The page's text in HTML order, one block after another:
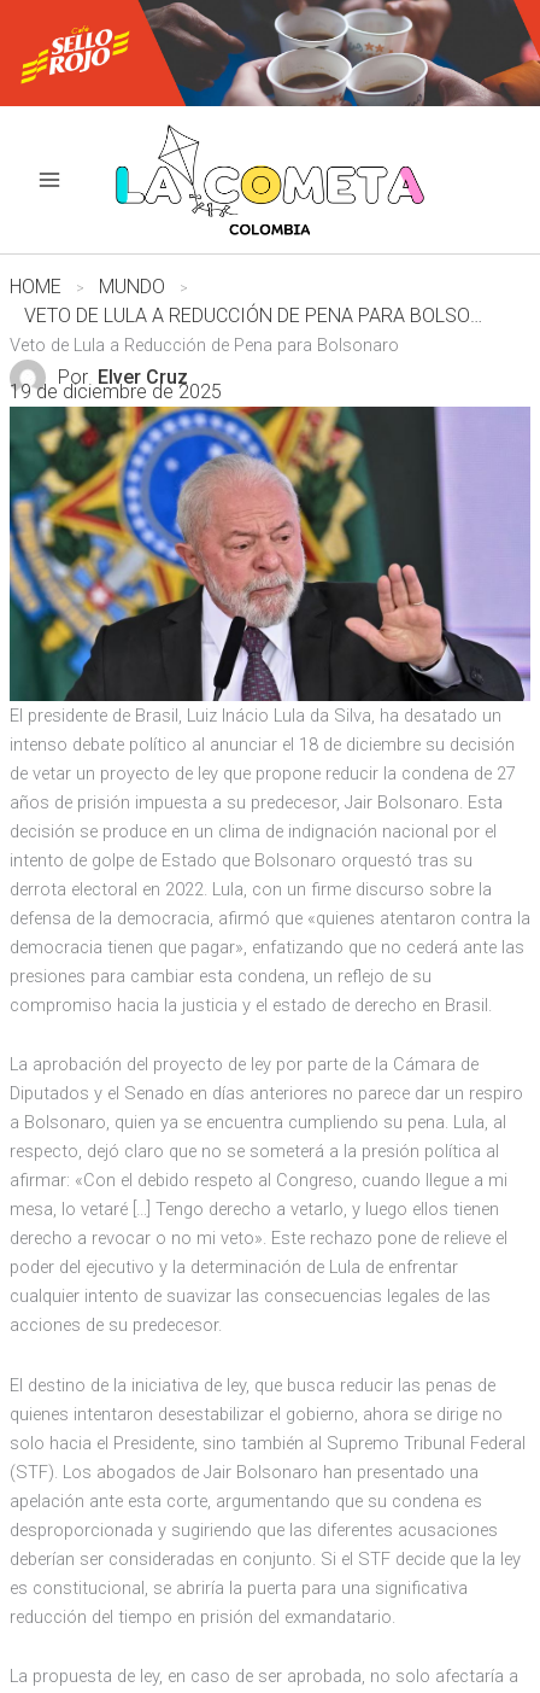
contenido
HOME
MUNDO
VETO DE LULA A REDUCCIÓN DE PENA PARA BOLSONARO
Veto de Lula a Reducción de Pena para Bolsonaro
Por Elver Cruz
19 de diciembre de 2025
El presidente de Brasil, Luiz Inácio Lula da Silva, ha desatado un
intenso debate político al anunciar el 18 de diciembre su decisión
de vetar un proyecto de ley que propone reducir la condena de 27
años de prisión impuesta a su predecesor, Jair Bolsonaro. Esta
decisión se produce en un clima de indignación nacional por el
intento de golpe de Estado que Bolsonaro orquestó tras su
derrota electoral en 2022. Lula, con un firme discurso sobre la
defensa de la democracia, afirmó que «quienes atentaron contra la
democracia tienen que pagar», enfatizando que no cederá ante las
presiones para cambiar esta condena, un reflejo de su
compromiso hacia la justicia y el estado de derecho en Brasil.
La aprobación del proyecto de ley por parte de la Cámara de
Diputados y el Senado en días anteriores no parece dar un respiro
a Bolsonaro, quien ya se encuentra cumpliendo su pena. Lula, al
respecto, dejó claro que no se someterá a la presión política al
afirmar: «Con el debido respeto al Congreso, cuando llegue a mi
mesa, lo vetaré […] Tengo derecho a vetarlo, y luego ellos tienen
derecho a revocar o no mi veto». Este rechazo pone de relieve el
poder del ejecutivo y la determinación de Lula de enfrentar
cualquier intento de suavizar las consecuencias legales de las
acciones de su predecesor.
El destino de la iniciativa de ley, que busca reducir las penas de
quienes intentaron desestabilizar el gobierno, ahora se dirige no
solo hacia el Presidente, sino también al Supremo Tribunal Federal
(STF). Los abogados de Jair Bolsonaro han presentado una
apelación ante esta corte, argumentando que su condena es
desproporcionada y sugiriendo que las diferentes acusaciones
deberían ser consideradas en conjunto. Si el STF decide que la ley
es constitucional, se abriría la puerta para una significativa
reducción del tiempo en prisión del exmandatario.
La propuesta de ley, en caso de ser aprobada, no solo afectaría a